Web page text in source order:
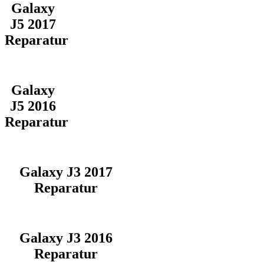
Galaxy
J5 2017
Reparatur
Galaxy
J5 2016
Reparatur
Galaxy J3 2017
Reparatur
Galaxy J3 2016
Reparatur